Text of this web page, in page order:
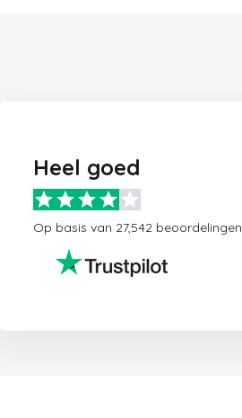
Heel goed
Op basis van 27,542 beoordelingen